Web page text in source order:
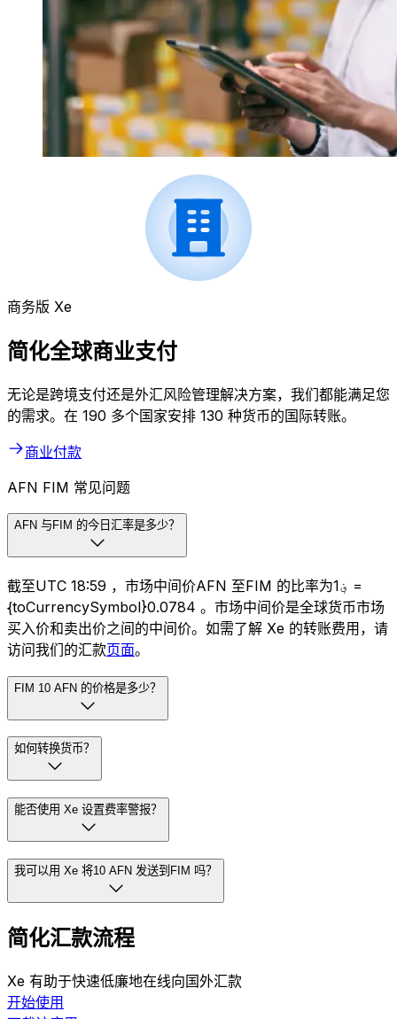
商务版 Xe
简化全球商业支付
无论是跨境支付还是外汇风险管理解决方案，我们都能满足您
的需求。在 190 多个国家安排 130 种货币的国际转账。
商业付款
AFN FIM 常见问题
AFN 与FIM 的今日汇率是多少？
截至UTC 18:59 ，市场中间价AFN 至FIM 的比率为؋1 =
{toCurrencySymbol}0.0784 。市场中间价是全球货币市场
买入价和卖出价之间的中间价。如需了解 Xe 的转账费用，请
访问我们的汇款页面。
FIM 10 AFN 的价格是多少？
如何转换货币？
能否使用 Xe 设置费率警报？
我可以用 Xe 将10 AFN 发送到FIM 吗？
简化汇款流程
Xe 有助于快速低廉地在线向国外汇款
开始使用